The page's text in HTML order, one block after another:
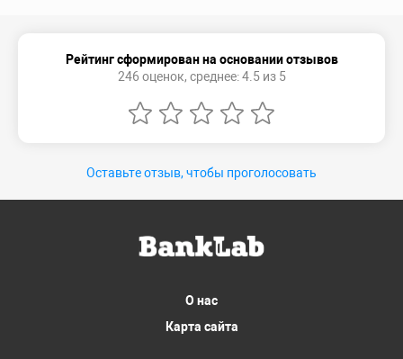
Рейтинг сформирован на основании отзывов
246 оценок, среднее: 4.5 из 5
Оставьте отзыв, чтобы проголосовать
О нас
Карта сайта